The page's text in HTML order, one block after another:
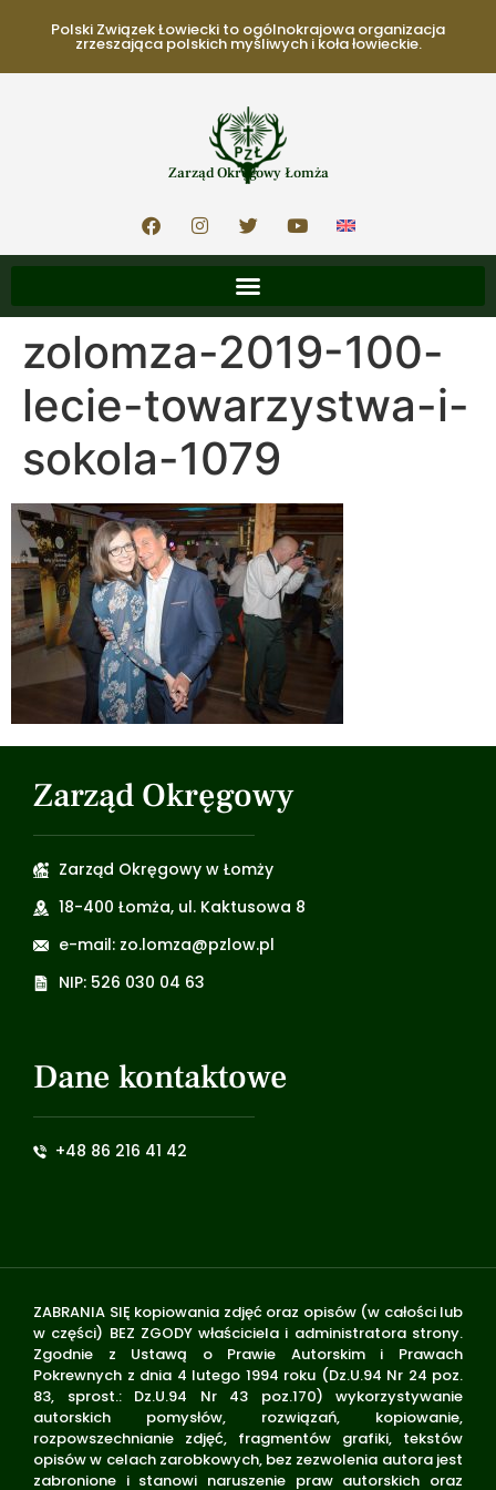
Polski Związek Łowiecki to ogólnokrajowa organizacja
zrzeszająca polskich myśliwych i koła łowieckie.
Zarząd Okręgowy Łomża
zolomza-2019-100-
lecie-towarzystwa-i-
sokola-1079
Zarząd Okręgowy
Zarząd Okręgowy w Łomży
18-400 Łomża, ul. Kaktusowa 8
e-mail: zo.lomza@pzlow.pl
NIP: 526 030 04 63
Dane kontaktowe
+48 86 216 41 42
ZABRANIA SIĘ kopiowania zdjęć oraz opisów (w całości lub
w części) BEZ ZGODY właściciela i administratora strony.
Zgodnie z Ustawą o Prawie Autorskim i Prawach
Pokrewnych z dnia 4 lutego 1994 roku (Dz.U.94 Nr 24 poz.
83, sprost.: Dz.U.94 Nr 43 poz.170) wykorzystywanie
autorskich pomysłów, rozwiązań, kopiowanie,
rozpowszechnianie zdjęć, fragmentów grafiki, tekstów
opisów w celach zarobkowych, bez zezwolenia autora jest
zabronione i stanowi naruszenie praw autorskich oraz